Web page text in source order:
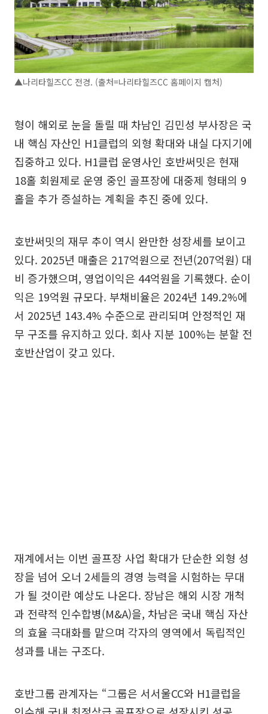
▲나리타힐즈CC 전경. (출처=나리타힐즈CC 홈페이지 캡처)
형이 해외로 눈을 돌릴 때 차남인 김민성 부사장은 국
내 핵심 자산인 H1클럽의 외형 확대와 내실 다지기에
집중하고 있다. H1클럽 운영사인 호반써밋은 현재
18홀 회원제로 운영 중인 골프장에 대중제 형태의 9
홀을 추가 증설하는 계획을 추진 중에 있다.
호반써밋의 재무 추이 역시 완만한 성장세를 보이고
있다. 2025년 매출은 217억원으로 전년(207억원) 대
비 증가했으며, 영업이익은 44억원을 기록했다. 순이
익은 19억원 규모다. 부채비율은 2024년 149.2%에
서 2025년 143.4% 수준으로 관리되며 안정적인 재
무 구조를 유지하고 있다. 회사 지분 100%는 분할 전
호반산업이 갖고 있다.
재계에서는 이번 골프장 사업 확대가 단순한 외형 성
장을 넘어 오너 2세들의 경영 능력을 시험하는 무대
가 될 것이란 예상도 나온다. 장남은 해외 시장 개척
과 전략적 인수합병(M&A)을, 차남은 국내 핵심 자산
의 효율 극대화를 맡으며 각자의 영역에서 독립적인
성과를 내는 구조다.
호반그룹 관계자는 “그룹은 서서울CC와 H1클럽을